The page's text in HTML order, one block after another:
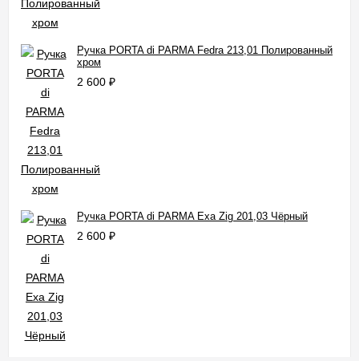
Ручка PORTA di PARMA Fedra 213,01 Полированный
хром
2 600 ₽
Ручка PORTA di PARMA Exa Zig 201,03 Чёрный
2 600 ₽